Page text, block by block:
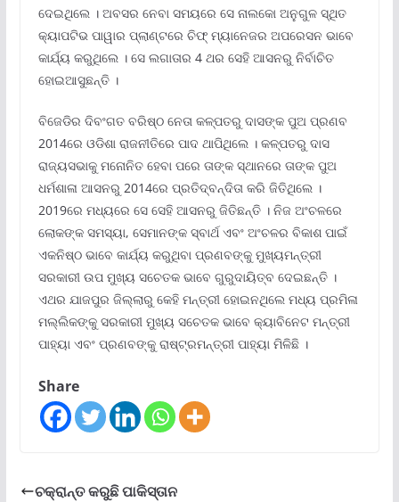
ଦେଇଥିଲେ । ଅବସର ନେବା ସମୟରେ ସେ ନାଲକୋ ଅନୁଗୁଳ ସ୍ଥିତ
କ୍ୟାପଟିଭ ପାୱାର ପ୍ଲାଣ୍ଟରେ ଚିଫ୍ ମ୍ୟାନେଜର ଅପରେସନ ଭାବେ
କାର୍ଯ୍ୟ କରୁଥିଲେ । ସେ ଲଗାତାର 4 ଥର ସେହି ଆସନରୁ ନିର୍ବାଚିତ
ହୋଇଆସୁଛନ୍ତି ।
ବିଜେଡିର ଦିବଂଗତ ବରିଷ୍ଠ ନେତା କଳ୍ପତରୁ ଦାସଙ୍କ ପୁଅ ପ୍ରଣବ
2014ରେ ଓଡିଶା ରାଜନୀତିରେ ପାଦ ଥାପିଥିଲେ । କଳ୍ପତରୁ ଦାସ
ରାଜ୍ୟସଭାକୁ ମନୋନିତ ହେବା ପରେ ତାଙ୍କ ସ୍ଥାନରେ ତାଙ୍କ ପୁଅ
ଧର୍ମଶାଳା ଆସନରୁ 2014ରେ ପ୍ରତିଦ୍ବନ୍ଦିତା କରି ଜିତିଥିଲେ ।
2019ରେ ମଧ୍ୟରେ ସେ ସେହି ଆସନରୁ ଜିତିଛନ୍ତି । ନିଜ ଅଂଚଳରେ
ଲୋକଙ୍କ ସମସ୍ୟା, ସେମାନଙ୍କ ସ୍ବାର୍ଥ ଏବଂ ଅଂଚଳର ବିକାଶ ପାଇଁ
ଏକନିଷ୍ଠ ଭାବେ କାର୍ଯ୍ୟ କରୁଥିବା ପ୍ରଣବଙ୍କୁ ମୁଖ୍ୟମନ୍ତ୍ରୀ
ସରକାରୀ ଉପ ମୁଖ୍ୟ ସଚେତକ ଭାବେ ଗୁରୁଦାୟିତ୍ବ ଦେଇଛନ୍ତି ।
ଏଥର ଯାଜପୁର ଜିଲ୍ଲାରୁ କେହି ମନ୍ତ୍ରୀ ହୋଇନଥିଲେ ମଧ୍ୟ ପ୍ରମିଳା
ମଲ୍ଲିକଙ୍କୁ ସରକାରୀ ମୁଖ୍ୟ ସଚେତକ ଭାବେ କ୍ୟାବିନେଟ ମନ୍ତ୍ରୀ
ପାହ୍ୟା ଏବଂ ପ୍ରଣବଙ୍କୁ ରାଷ୍ଟ୍ରମନ୍ତ୍ରୀ ପାହ୍ୟା ମିଳିଛି ।
Share
ଚକ୍ରାନ୍ତ କରୁଛି ପାକିସ୍ତାନ